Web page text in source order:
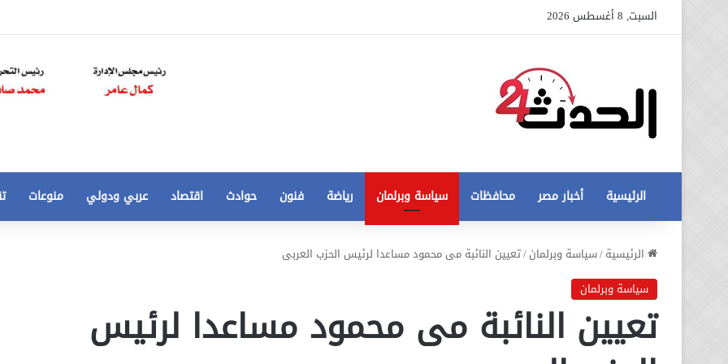
السبت, 8 أغسطس 2026
الرئيسية أخبار مصر محافظات سياسة وبرلمان رياضة فنون حوادث اقتصاد عربي ودولي منوعات
الرئيسية/سياسة وبرلمان/تعيين النائبة مى محمود مساعدا لرئيس الحزب العربى
سياسة وبرلمان
تعيين النائبة مى محمود مساعدا لرئيس
عاجل
أزمة
مخالفات
عاجل تطورات جديدة في أزمة مخالفات
250
الي